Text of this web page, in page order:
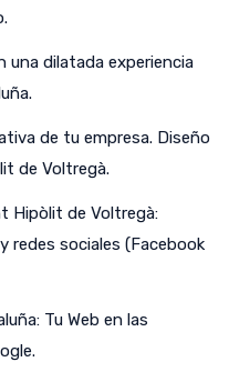
una dilatada experiencia
de tu empresa. Diseño
de Voltregà.
Hipòlit de Voltregà:
redes sociales (Facebook
Tu Web en las